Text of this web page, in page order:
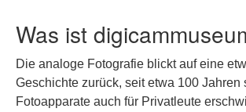
Was ist
Die analoge Fotografie blickt auf eine
Geschichte zurück, seit etwa 100 Jahren
Fotoapparate auch für Privatleute